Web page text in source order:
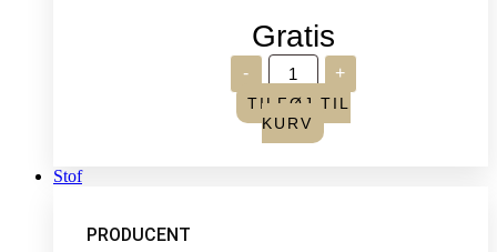
Gratis
-
Verdens
broderidag
2026
-
Sommerfugle,
+
TILFØJ TIL
KURV
Stof
PRODUCENT